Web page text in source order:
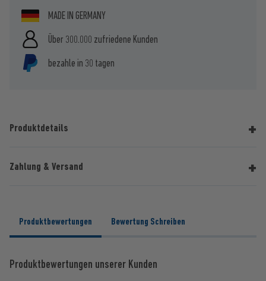
MADE IN GERMANY
Über 300.000 zufriedene Kunden
bezahle in 30 tagen
Produktdetails
Zahlung & Versand
Produktbewertungen Bewertung Schreiben
Produktbewertungen unserer Kunden